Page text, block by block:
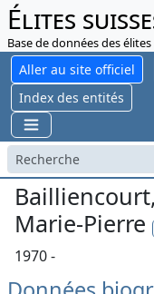
Élites
Base de données des élites
Aller au site officiel
Index des entités
Marie-Pierre
1970 -